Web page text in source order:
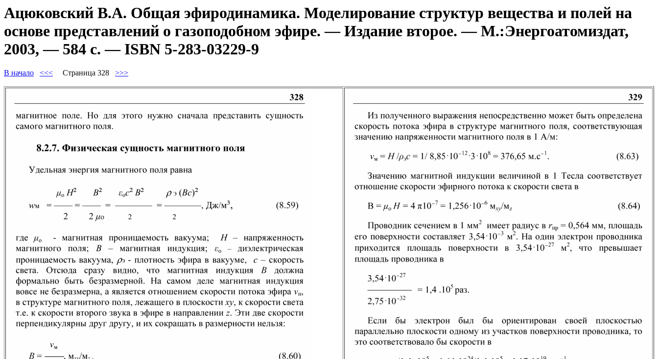
Ацюковский В.А. Общая эфиродинамика. Моделирование структур вещества и полей на
основе представлений о газоподобном эфире. — Издание второе. — М.:Энергоатомиздат,
2003, — 584 с. — ISBN 5-283-03229-9
В начало <<< Страница 328 >>>